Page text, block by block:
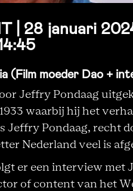
| 28 januari
(Film moeder Dao +
Jeffry Pondaag
waarbij hij het
Jeffry Pondaag, recht
Nederland veel is
er een interview met
of content van het